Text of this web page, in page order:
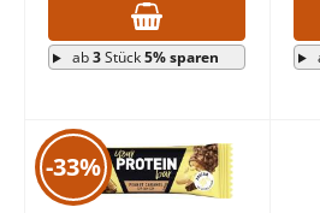
ab3Stück5% sparen
-33%